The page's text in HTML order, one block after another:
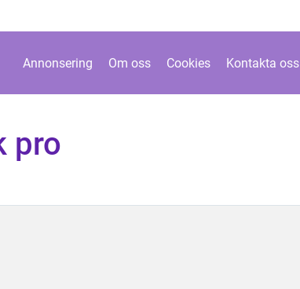
Annonsering Om oss Cookies Kontakta oss
pro